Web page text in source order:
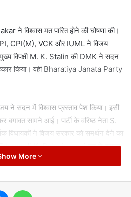
ने विश्वास मत पारित होने की घोषणा की।
CPI(M), VCK और IUML ने विजय
विपक्षी M. K. Stalin की DMK ने सदन
किया। वहीं Bharatiya Janata Party
ने सदन में विश्वास प्रस्ताव पेश किया। इसी
सामने आई। पार्टी के वरिष्ठ नेता S.
ने विजय सरकार को समर्थन देने का
Edappadi K. Palaniswami गुट ने इसका
30 विधायकों ने क्रॉस वोटिंग कर सरकार
More
Messenger